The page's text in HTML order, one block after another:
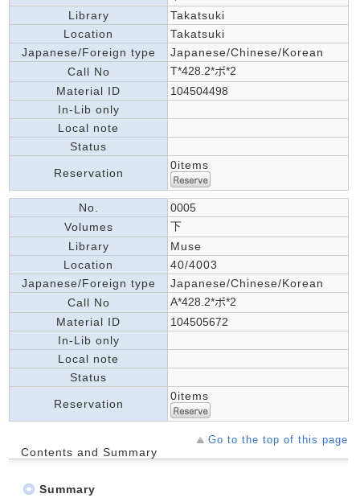
Library
Takatsuki
Location
Takatsuki
Japanese/Foreign type
Japanese/Chinese/Korean
Call No
T*428.2*ボ*2
Material ID
104504498
In-Lib only
Local note
Status
Reservation
0items
No.
0005
Volumes
下
Library
Muse
Location
40/4003
Japanese/Foreign type
Japanese/Chinese/Korean
Call No
A*428.2*ボ*2
Material ID
104505672
In-Lib only
Local note
Status
Reservation
0items
Go to the top of this page
Contents and Summary
Summary